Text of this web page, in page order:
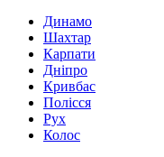
Динамо
Шахтар
Карпати
Дніпро
Кривбас
Полісся
Рух
Колос